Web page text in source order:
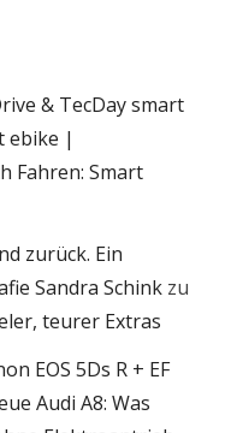
& TecDay smart
ebike |
Fahren: Smart
zurück. Ein
Sandra Schink zu
teurer Extras
EOS 5Ds R + EF
Audi A8: Was